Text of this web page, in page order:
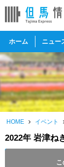
ホーム ニュー
HOME イベント
2022年 岩津ね